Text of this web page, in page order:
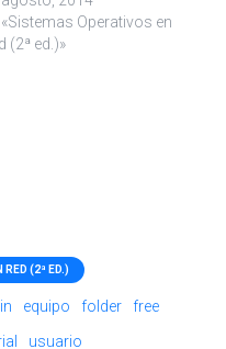
«Sistemas Operativos en
(2ª ed.)»
(2ª ED.)
equipo folder
free
usuario